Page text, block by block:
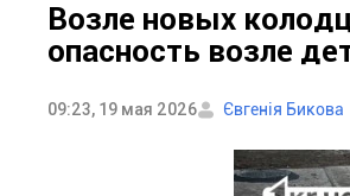
Возле новых
опасность возле
09:23, 19 мая 2026 Євгенія Бикова